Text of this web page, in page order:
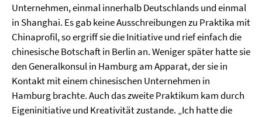
Unternehmen, einmal innerhalb Deutschlands und einmal
in Shanghai. Es gab keine Ausschreibungen zu Praktika mit
Chinaprofil, so ergriff sie die Initiative und rief einfach die
chinesische Botschaft in Berlin an. Weniger später hatte sie
den Generalkonsul in Hamburg am Apparat, der sie in
Kontakt mit einem chinesischen Unternehmen in
Hamburg brachte. Auch das zweite Praktikum kam durch
Eigeninitiative und Kreativität zustande. „Ich hatte die